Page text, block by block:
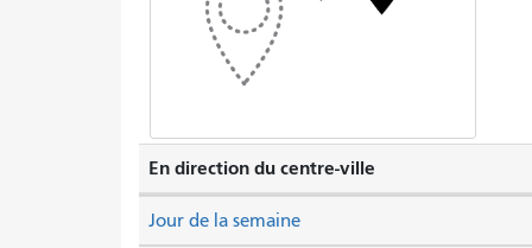
En direction du centre-ville
Jour de la semaine